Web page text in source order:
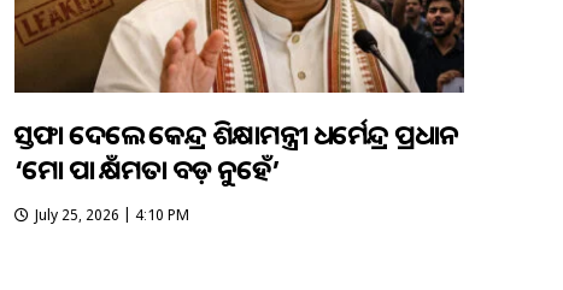
ଇସ୍ତଫା ଦେଲେ କେନ୍ଦ୍ର ଶିକ୍ଷାମନ୍ତ୍ରୀ ଧର୍ମେନ୍ଦ୍ର ପ୍ରଧାନ
‘ମୋ ପାଇଁ କ୍ଷମତା ବଡ଼ ନୁହେଁ’
July 25, 2026 | 4:10 PM